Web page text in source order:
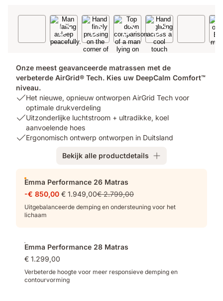
Onze meest geavanceerde matrassen met de
verbeterde AirGrid® Tech. Kies uw DeepCalm Comfort™
niveau.
USP
Het
nieuwe,
opnieuw
voor
optimale
drukverdeling
Het nieuwe, opnieuw ontworpen AirGrid Tech voor
optimale drukverdeling
USP
Uitzonderlijke
koel
aanvoelende
hoes
Uitzonderlijke luchtstroom + ultradikke, koel
aanvoelende hoes
USP
ontworpen
Duitsland
Ergonomisch ontwerp ontworpen in Duitsland
Bekijk alle productdetails
producten
Emma Performance 26 Matras
-€ 850,00 € 1.949,00€ 2.799,00
Uitgebalanceerde demping en ondersteuning voor het
lichaam
Emma Performance 28 Matras
€ 1.299,00
Verbeterde hoogte voor meer responsieve demping en
contourvorming